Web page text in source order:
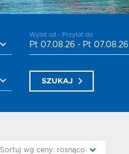
Wylot od - Przylot do
Pt 07.08.26 - Pt 07.08.26
SZUKAJ
Sortuj wg ceny: rosnąco